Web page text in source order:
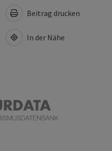
Beitrag drucken
In der Nähe